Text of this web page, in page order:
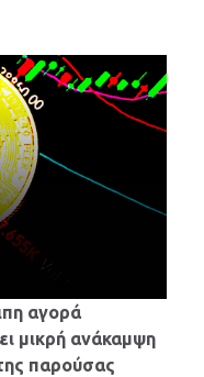
αγορά
μικρή ανάκαμψη
παρούσας